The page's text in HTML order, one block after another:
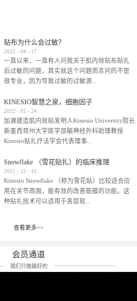
贴布为什么会过敏？
2022 - 04 - 17
一直以来，一直有人问我关于肌内效贴布贴扎
后过敏的问题，其实就这个问题而言问的不是
很专业，因为导致过敏的过敏源...
很多，比如试穿件衣服有时都会过敏，特定条
件下吃东西有时也会过敏，难道不吃不穿了？
其他品牌的在此我们不予评价，就KINESIO肌内
效贴布来说，40多年的研究开发制造肌内效贴
比如我本人，几乎天天接触KINESIO肌内效，无
论从皮肤适应性还是本人皮肤本身就不属于不
易过敏的那种，基本不会有过敏瘙痒的情况。
但是，当身体不适、休息不好、持续紧张等特
殊因素的影响下，有时还是会出现瘙痒过敏的
前后后居家近30天左右，感觉日子都日夜颠倒
痛影响走路。当天疼痛部贴了EDF和胃十字，膝
关节贴了半月板贴布。第2天第12肋部的EDF和
KINESIO智慧之泉，细胞因子
2022 - 02 - 24
加濑建造肌内效贴发明人Kinesio University院长
新墨西哥州大学医学部脑神经外科助理教授
Kinesio贴扎疗法学会代表理事...
Kinesio Taping Association International
（KTAI）名誉会长 身体具有免疫、疼痛、细胞
破坏、发热、修复、增殖、再生等自然愈合能
力。 多作为细胞因子存在于皮肤表皮、真皮、
扎疗法）的效果是通过创造一个环境，使每种
以激发身体的自然愈合能力。 通常，药物会削
弱细胞因子的作用，单方面还会引起副作用的
症状。 与此相比，Kinesio肌内效贴创造了细
Snowflake （雪花贴扎）的临床推理
2021 - 12 - 10
Kinesio Snowflake （称为雪花贴）比较适合应
用在关节周围，能有效的改善筋膜的功能。这
种贴扎技术可以适用于各层软...
组织:肌肉，肌腱，韧带（主要围绕有问题的关
状，而是指贴布本身很重量，以及贴布刺激的
类型。贴布的应用充分利用了体内由间质液组
成的自然流体力学的流体层。这种轻微的刺激
查看更多>>
会员通道
我们只做最好的